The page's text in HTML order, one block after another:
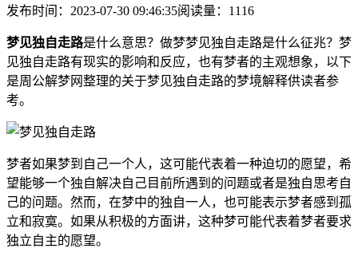
发布时间：2023-07-30 09:46:35阅读量：1116
梦见独自走路是什么意思？做梦梦见独自走路是什么征兆？梦
见独自走路有现实的影响和反应，也有梦者的主观想象，以下
是周公解梦网整理的关于梦见独自走路的梦境解释供读者参
考。
梦者如果梦到自己一个人，这可能代表着一种迫切的愿望，希
望能够一个独自解决自己目前所遇到的问题或者是独自思考自
己的问题。然而，在梦中的独自一人，也可能表示梦者感到孤
立和寂寞。如果从积极的方面讲，这种梦可能代表着梦者要求
独立自主的愿望。